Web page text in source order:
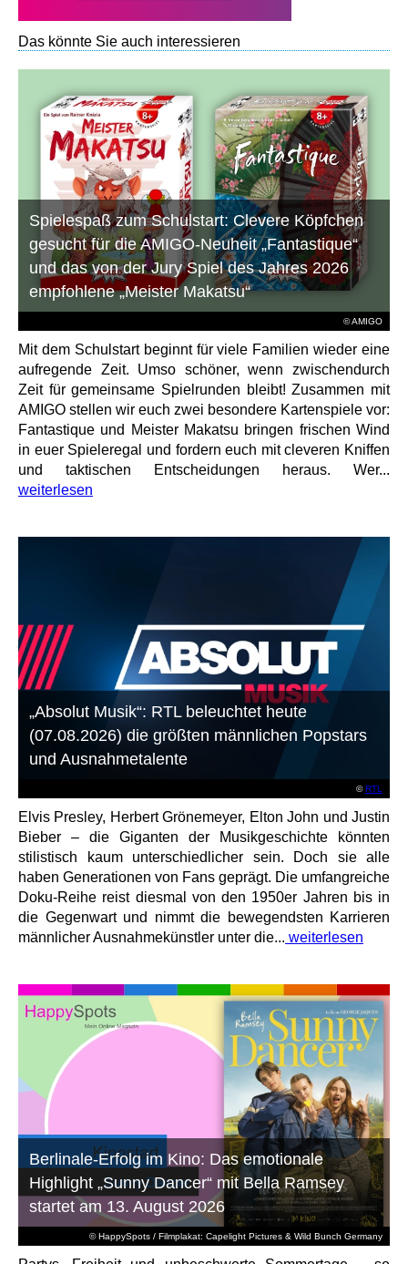
Das könnte Sie auch interessieren
© AMIGO
Spielespaß zum Schulstart: Clevere Köpfchen
gesucht für die AMIGO-Neuheit „Fantastique“
und das von der Jury Spiel des Jahres 2026
empfohlene „Meister Makatsu“
Mit dem Schulstart beginnt für viele Familien wieder eine
aufregende Zeit. Umso schöner, wenn zwischendurch
Zeit für gemeinsame Spielrunden bleibt! Zusammen mit
AMIGO stellen wir euch zwei besondere Kartenspiele vor:
Fantastique und Meister Makatsu bringen frischen Wind
in euer Spieleregal und fordern euch mit cleveren Kniffen
und taktischen Entscheidungen heraus. Wer...
weiterlesen
©RTL
„Absolut Musik“: RTL beleuchtet heute
(07.08.2026) die größten männlichen Popstars
und Ausnahmetalente
Elvis Presley, Herbert Grönemeyer, Elton John und Justin
Bieber – die Giganten der Musikgeschichte könnten
stilistisch kaum unterschiedlicher sein. Doch sie alle
haben Generationen von Fans geprägt. Die umfangreiche
Doku-Reihe reist diesmal von den 1950er Jahren bis in
die Gegenwart und nimmt die bewegendsten Karrieren
männlicher Ausnahmekünstler unter die... weiterlesen
© HappySpots / Filmplakat: Capelight Pictures & Wild Bunch Germany
Berlinale-Erfolg im Kino: Das emotionale
Highlight „Sunny Dancer“ mit Bella Ramsey
startet am 13. August 2026